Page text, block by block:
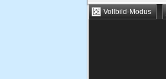
Vollbild-Modus